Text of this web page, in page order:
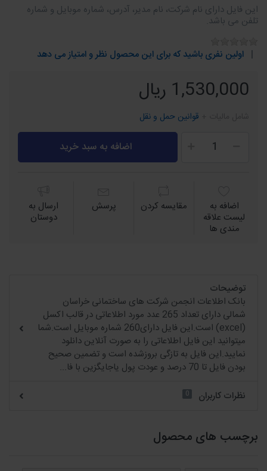
این فایل دارای نام شرکت، نام مدیر، آدرس، شماره موبایل و شماره
تلفن می باشد.
اولین نفری باشید که برای این محصول نظر و امتیاز می دهد
1,530,000 ریال
قوانین حمل و نقل
اضافه به سبد خرید
اضافه به
لیست علاقه
مندی ها
مقايسه كردن پرسش ارسال به
دوستان
توضیحات
بانک اطلاعات انجمن شرکت های ساختمانی خراسان
شمالی دارای تعداد 265 عدد مورد اطلاعاتی در قالب اکسل
(excel) است.این فایل دارای260 شماره موبایل است.شما
میتوانید این فایل اطلاعاتی را به صورت آنلاین دانلود
نمایید.این فایل به تازگی بروزشده است و تضمین صحیح
بودن فایل تا 70 درصد و عودت پول یاجایگزین با فا...
نظرات کاربران
0
برچسب های محصول